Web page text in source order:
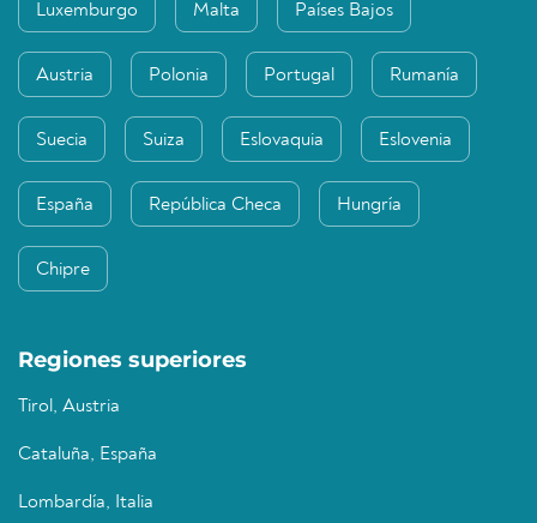
Luxemburgo Malta Países Bajos
Austria Polonia Portugal Rumanía
Suecia Suiza Eslovaquia Eslovenia
España República Checa Hungría
Chipre
Regiones superiores
Tirol, Austria
Cataluña, España
Lombardía, Italia